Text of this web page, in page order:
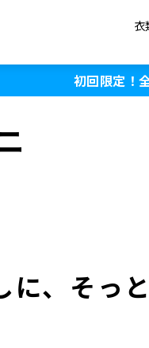
衣
初回限定！
に、そっ